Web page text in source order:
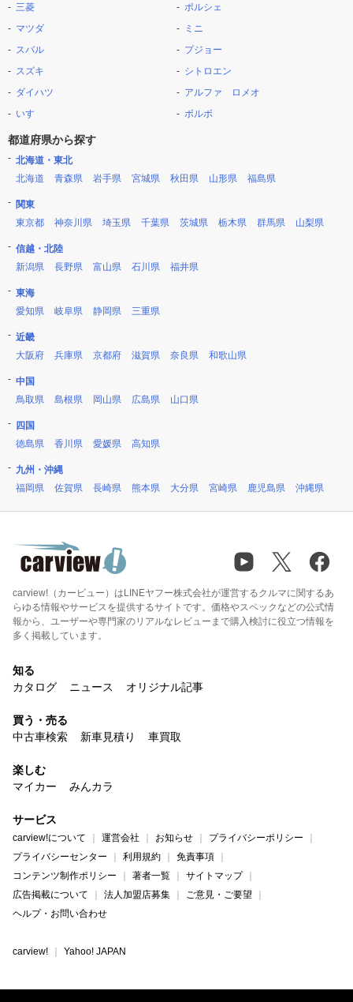
三菱
マツダ
スバル
スズキ
ダイハツ
いすゞ
ポルシェ
ミニ
プジョー
シトロエン
アルファ ロメオ
ボルボ
都道府県から探す
北海道・東北
北海道
青森県 岩手県 宮城県 秋田県 山形県 福島県
関東
東京都
神奈川県 埼玉県 千葉県 茨城県 栃木県 群馬県 山梨県
信越・北陸
新潟県
長野県 富山県 石川県 福井県
東海
愛知県
岐阜県 静岡県 三重県
近畿
大阪府
兵庫県 京都府 滋賀県 奈良県 和歌山県
中国
鳥取県
島根県 岡山県 広島県 山口県
四国
徳島県
香川県 愛媛県 高知県
九州・沖縄
福岡県
佐賀県 長崎県 熊本県 大分県 宮崎県 鹿児島県 沖縄県
carview!（カービュー）はLINEヤフー株式会社が運営するクルマに関するあ
らゆる情報やサービスを提供するサイトです。価格やスペックなどの公式情
報から、ユーザーや専門家のリアルなレビューまで購入検討に役立つ情報を
多く掲載しています。
知る
カタログ
ニュース オリジナル記事
買う・売る
中古車検索
新車見積り 車買取
楽しむ
マイカー
みんカラ
サービス
carview!について 運営会社 お知らせ
プライバシーポリシー
プライバシーセンター
利用規約
免責事項
コンテンツ制作ポリシー
著者一覧
サイトマップ
広告掲載について
法人加盟店募集
ご意見・ご要望
ヘルプ・お問い合わせ
carview! Yahoo! JAPAN